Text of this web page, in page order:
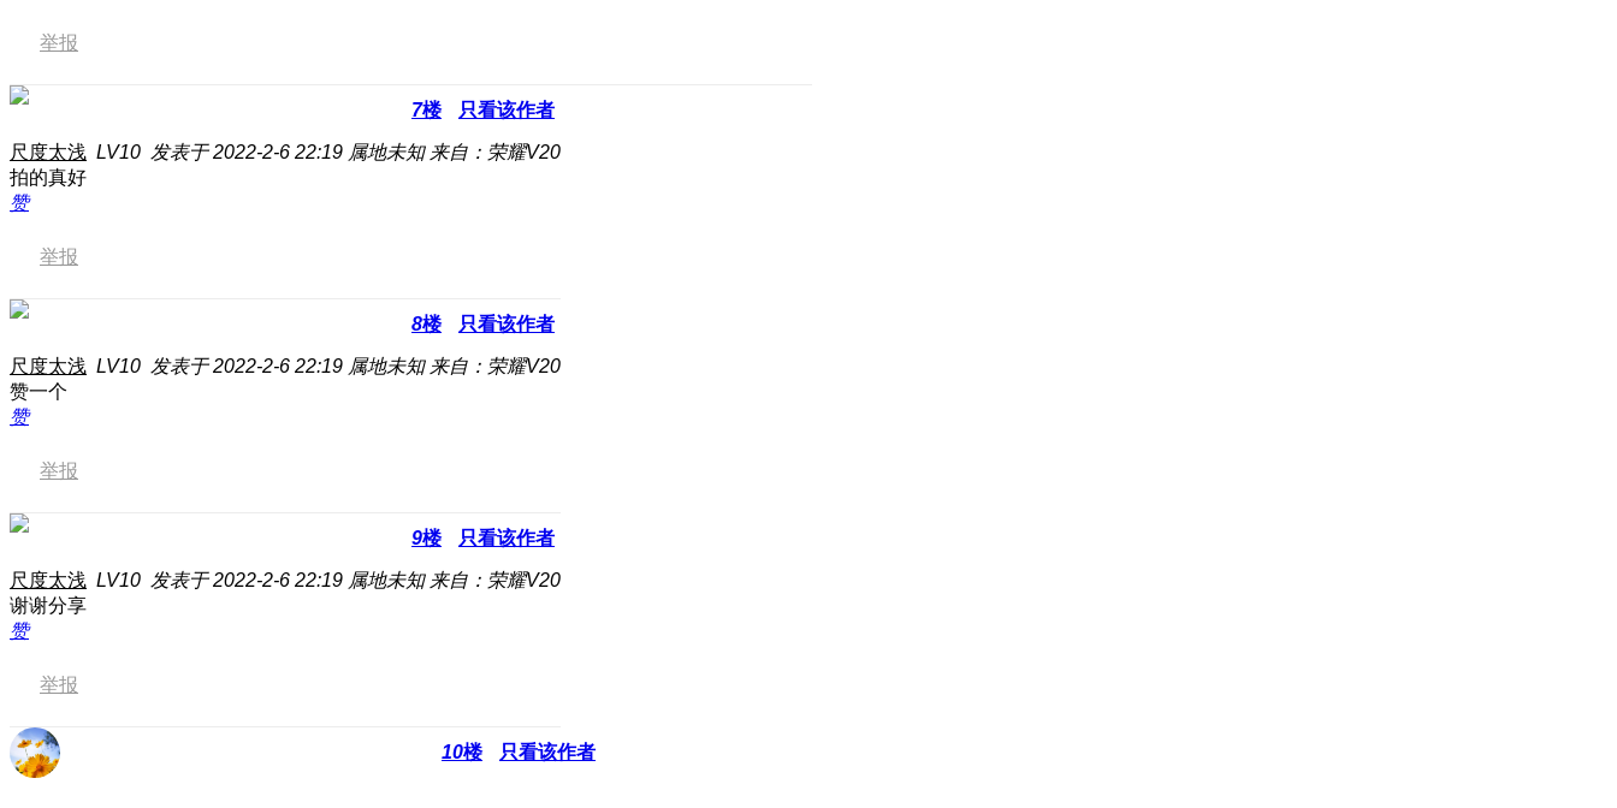
举报
7楼 只看该作者
尺度太浅 LV10 发表于 2022-2-6 22:19 属地未知 来自：荣耀V20
拍的真好
赞
举报
8楼 只看该作者
尺度太浅 LV10 发表于 2022-2-6 22:19 属地未知 来自：荣耀V20
赞一个
赞
举报
9楼 只看该作者
尺度太浅 LV10 发表于 2022-2-6 22:19 属地未知 来自：荣耀V20
谢谢分享
赞
举报
10楼 只看该作者